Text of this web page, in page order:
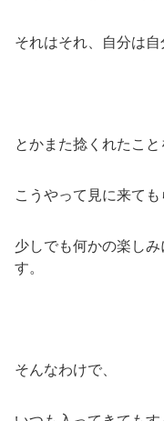
それはそれ、自分は自
とかまた捻くれたこと
こうやって見に来ても
少しでも何かの楽し
す。
そんなわけで、